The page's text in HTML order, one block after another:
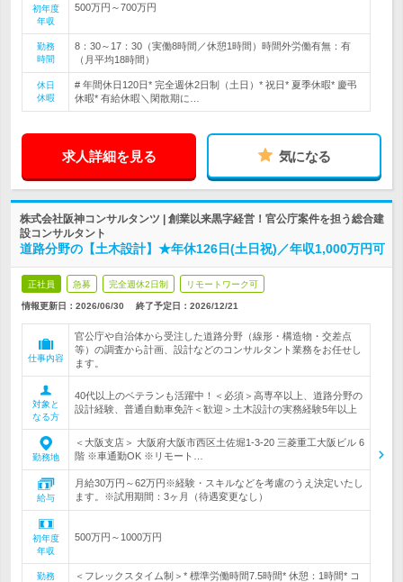
初年度
年収
500万円～700万円
勤務
時間
8：30～17：30（実働8時間／休憩1時間）時間外労働有無：有
（月平均18時間）
休日
休暇
# 年間休日120日* 完全週休2日制（土日）* 祝日* 夏季休暇* 慶弔
休暇* 有給休暇＼閑散期に…
求人詳細を見る 気になる
株式会社阪神コンサルタンツ | 創業以来黒字経営！官公庁案件を担う総合建
設コンサルタント
道路分野の【土木設計】★年休126日(土日祝)／年収1,000万円可
正社員 急募 完全週休2日制 リモートワーク可
情報更新日：2026/06/30 終了予定日： 2026/12/21
仕事内容
官公庁や自治体から受注した道路分野（線形・構造物・交差点
等）の調査から計画、設計などのコンサルタント業務をお任せし
ます。
対象と
なる方
40代以上のベテランも活躍中！＜必須＞高専卒以上、道路分野の
設計経験、普通自動車免許＜歓迎＞土木設計の実務経験5年以上
勤務地
＜大阪支店＞ 大阪府大阪市西区土佐堀1-3-20 三菱重工大阪ビル 6
階 ※車通勤OK ※リモート…
給与
月給30万円～62万円※経験・スキルなどを考慮のうえ決定いたし
ます。※試用期間：3ヶ月（待遇変更なし）
初年度
年収
500万円～1000万円
勤務
＜フレックスタイム制＞* 標準労働時間7.5時間* 休憩：1時間* コ